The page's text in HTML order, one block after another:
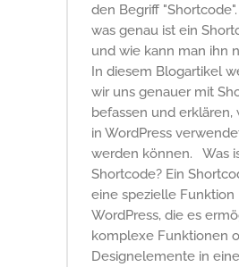
den Begriff
was genau ist ein
und wie kann man ihn
In diesem Blogartikel
wir uns genauer mit
befassen und erklären,
in WordPress
werden können. Was
Shortcode? Ein
eine spezielle Funktion
WordPress, die es
komplexe Funktionen
Designelemente in